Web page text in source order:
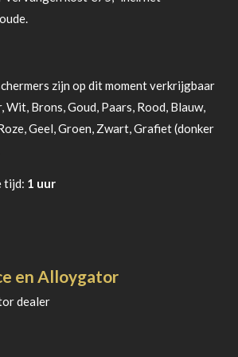
zijn op dit moment verkrijgbaar
Wit, Brons, Goud, Paars, Rood, Blauw,
Geel, Groen, Zwart, Grafiet (donker
tijd: 1 uur
en Alloygator
dealer